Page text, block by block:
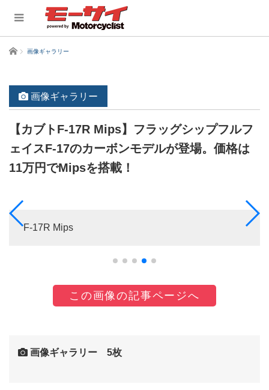
ホーム 画像ギャラリー
画像ギャラリー
【カブトF-17R Mips】フラッグシップフルフ
ェイスF-17のカーボンモデルが登場。価格は
11万円でMipsを搭載！
F-17R Mips
この画像の記事ページへ
画像ギャラリー 5枚